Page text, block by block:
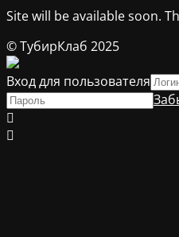
Site will be available soon.
© ТубирКлаб 2025
Вход для пользователя